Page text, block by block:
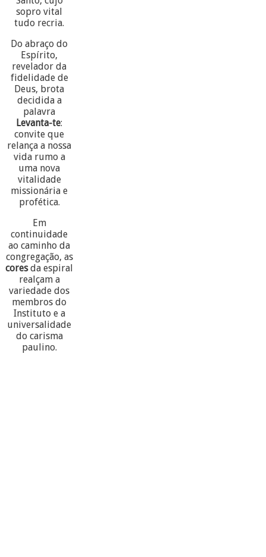
sopro vital
tudo recria.
Do abraço do
Espírito,
revelador da
fidelidade de
Deus, brota
decidida a
palavra
Levanta-te:
convite que
relança a nossa
vida rumo a
uma nova
vitalidade
missionária e
profética.
Em
continuidade
ao caminho da
congregação, as
coresda espiral
realçam a
variedade dos
membros do
Instituto e a
universalidade
do carisma
paulino.